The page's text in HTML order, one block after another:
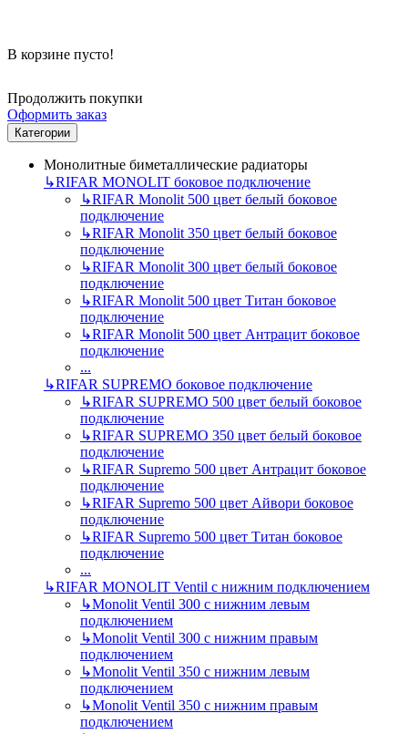
В корзине пусто!
Продолжить покупки
Оформить заказ
Категории
Монолитные биметаллические радиаторы
↳RIFAR MONOLIT боковое подключение
↳RIFAR Monolit 500 цвет белый боковое
подключение
↳RIFAR Monolit 350 цвет белый боковое
подключение
↳RIFAR Monolit 300 цвет белый боковое
подключение
↳RIFAR Monolit 500 цвет Титан боковое
подключение
↳RIFAR Monolit 500 цвет Антрацит боковое
подключение
...
↳RIFAR SUPREMO боковое подключение
↳RIFAR SUPREMO 500 цвет белый боковое
подключение
↳RIFAR SUPREMO 350 цвет белый боковое
подключение
↳RIFAR Supremo 500 цвет Антрацит боковое
подключение
↳RIFAR Supremo 500 цвет Айвори боковое
подключение
↳RIFAR Supremo 500 цвет Титан боковое
подключение
...
↳RIFAR MONOLIT Ventil с нижним подключением
↳Monolit Ventil 300 с нижним левым
подключением
↳Monolit Ventil 300 с нижним правым
подключением
↳Monolit Ventil 350 с нижним левым
подключением
↳Monolit Ventil 350 с нижним правым
подключением